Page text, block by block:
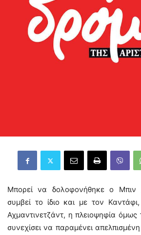
Μπορεί να δολοφονήθηκε ο Μπιν
συμβεί το ίδιο και με τον
Αχμαντινετζάντ, η πλειοψηφία
συνεχίσει να παραμένει